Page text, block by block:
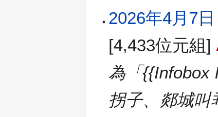
2026年4月7
[4,433位元組]
為「{{Infobox
拐子、郯城叫